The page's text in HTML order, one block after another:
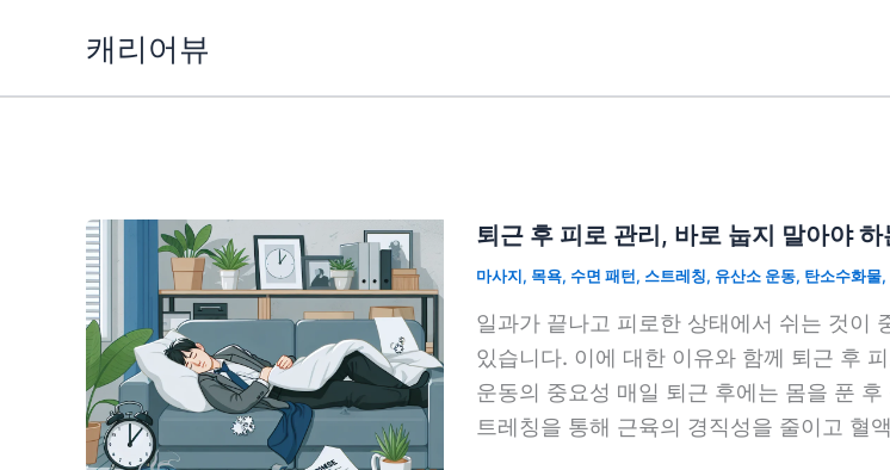
캐리어뷰
퇴근 후 피로 관리, 바로 눕지 말아야 하
마사지, 목욕, 수면 패턴, 스트레칭, 유산소 운동, 탄소수화물,
일과가 끝나고 피로한 상태에서 쉬는 것이
있습니다. 이에 대한 이유와 함께 퇴근 후
운동의 중요성 매일 퇴근 후에는 몸을 푼
트레칭을 통해 근육의 경직성을 줄이고 혈